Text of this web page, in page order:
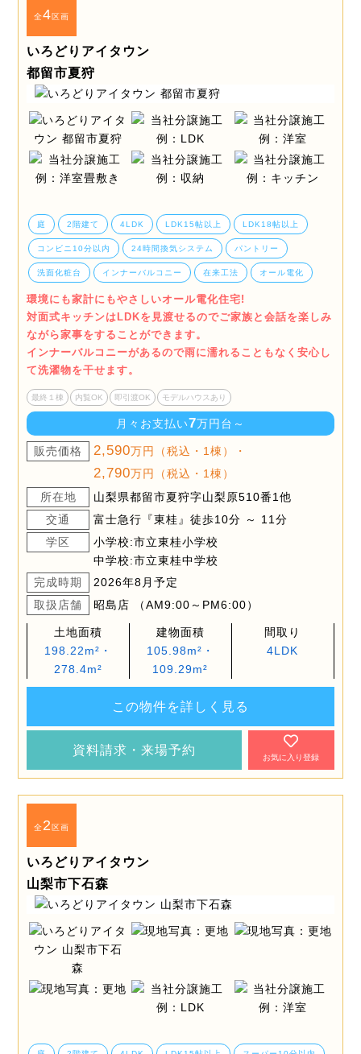
全4区画
いろどりアイタウン
都留市夏狩
庭 2階建て 4LDK LDK15帖以上 LDK18帖以上
コンビニ10分以内 24時間換気システム パントリー
洗面化粧台 インナーバルコニー 在来工法 オール電化
環境にも家計にもやさしいオール電化住宅!
対面式キッチンはLDKを見渡せるのでご家族と会話を楽しみ
ながら家事をすることができます。
インナーバルコニーがあるので雨に濡れることもなく安心し
て洗濯物を干せます。
最終１棟 内覧OK 即引渡OK モデルハウスあり
月々お支払い7万円台～
販売価格 2,590万円（税込・1棟）・
2,790万円（税込・1棟）
所在地
山梨県都留市夏狩字山梨原510番1他
交通
富士急行『東桂』徒歩10分 ～ 11分
学区
小学校:市立東桂小学校
中学校:市立東桂中学校
完成時期
2026年8月予定
取扱店舗
昭島店 （AM9:00～PM6:00）
土地面積
198.22m²・
278.4m²
建物面積
105.98m²・
109.29m²
間取り
4LDK
この物件を詳しく見る
資料請求・来場予約
お気に入り登録
全2区画
いろどりアイタウン
山梨市下石森